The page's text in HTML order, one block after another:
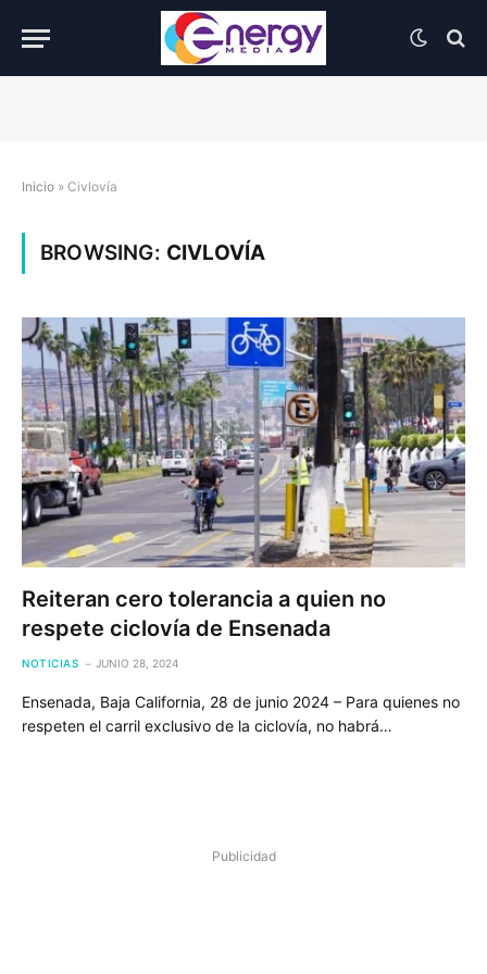
Inicio » Civlovía
BROWSING: CIVLOVÍA
Reiteran cero tolerancia a quien no
respete ciclovía de Ensenada
NOTICIAS JUNIO 28, 2024
Ensenada, Baja California, 28 de junio 2024 – Para quienes no
respeten el carril exclusivo de la ciclovía, no habrá…
Publicidad